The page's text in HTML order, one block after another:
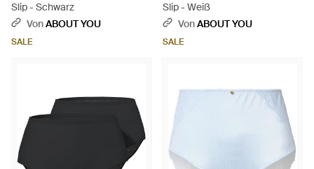
Slip - Schwarz
VonABOUT YOU
SALE
Slip - Weiß
VonABOUT YOU
SALE